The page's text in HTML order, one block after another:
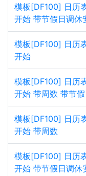
模板[DF100] 日历
开始 带节假日调休
模板[DF100] 日历
开始
模板[DF100] 日历
开始 带周数 带节
模板[DF100] 日历
开始 带周数
模板[DF100] 日历
开始 带节假日调休